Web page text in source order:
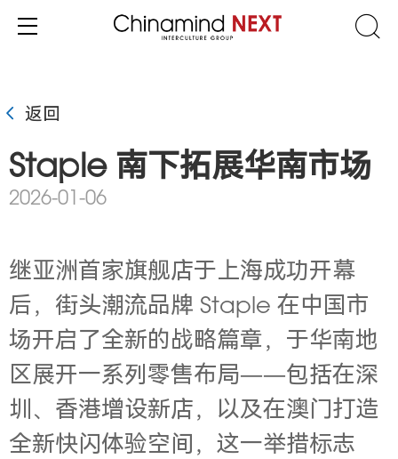
返回
Staple 南下拓展华南市场
2026-01-06
继亚洲首家旗舰店于上海成功开幕
后，街头潮流品牌 Staple 在中国市
场开启了全新的战略篇章，于华南地
区展开一系列零售布局——包括在深
圳、香港增设新店，以及在澳门打造
全新快闪体验空间，这一举措标志